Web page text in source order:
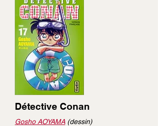
Détective Conan
Gosho AOYAMA (dessin)